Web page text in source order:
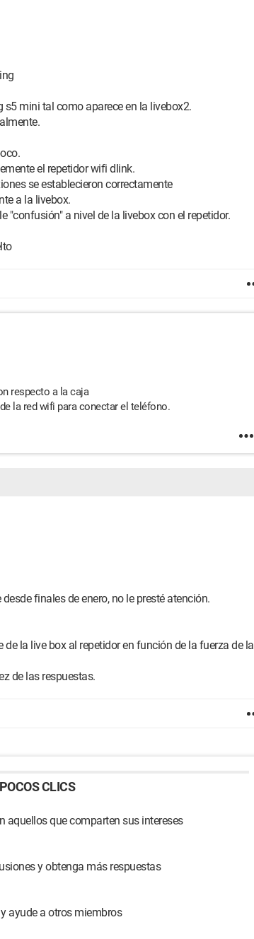
mini tal como aparece en la livebox2.
el repetidor wifi dlink.
se establecieron correctamente
a la livebox.
"confusión" a nivel de la livebox con el repetidor.
respecto a la caja
la red wifi para conectar el teléfono.
finales de enero, no le presté atención.
la live box al repetidor en función de la fuerza de la
de las respuestas.
CLICS
aquellos que comparten sus intereses
y obtenga más respuestas
ayude a otros miembros